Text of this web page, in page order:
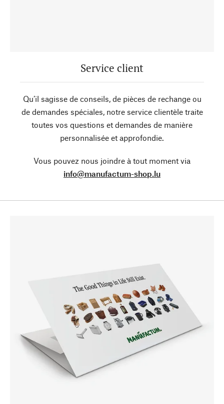
Service client
Qu’il sagisse de conseils, de pièces de rechange ou
de demandes spéciales, notre service clientèle traite
toutes vos questions et demandes de manière
personnalisée et approfondie.
Vous pouvez nous joindre à tout moment via
info@manufactum-shop.lu